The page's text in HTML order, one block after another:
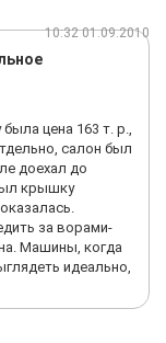
10:32 01.09.2010
цена 163 т. р.,
салон был
доехал до
крышку
за ворами-
Машины, когда
идеально,